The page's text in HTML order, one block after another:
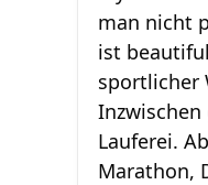
man nicht
ist
sportlicher
Lauferei.
Marathon,